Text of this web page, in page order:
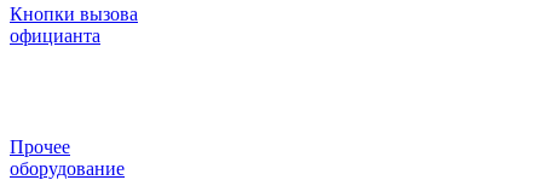
Кнопки вызова
официанта
Прочее
оборудование